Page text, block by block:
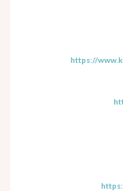
https://